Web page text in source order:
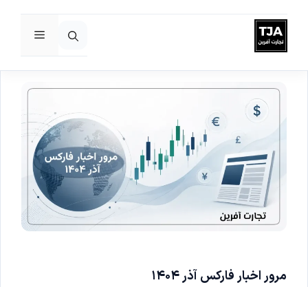
پرش
به
فهرست
مرور اخبار فارکس آذر ۱۴۰۴